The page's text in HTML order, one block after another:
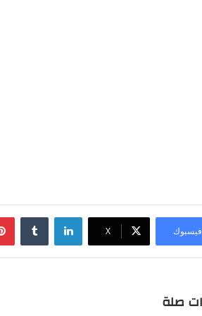
فيسبوك ‫X
لينكدإن
صلة